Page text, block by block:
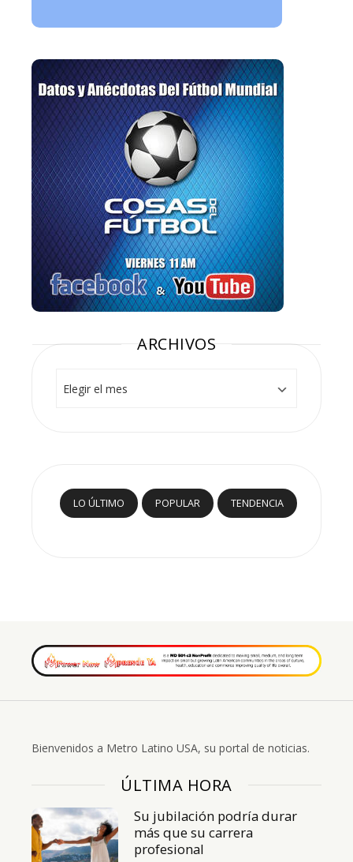
ARCHIVOS
LO ÚLTIMO POPULAR TENDENCIA
Bienvenidos a Metro Latino USA, su portal de noticias.
ÚLTIMA HORA
Su jubilación podría durar
más que su carrera
profesional